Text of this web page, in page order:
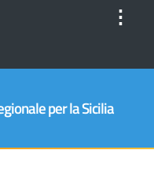
⋮
per la Sicilia